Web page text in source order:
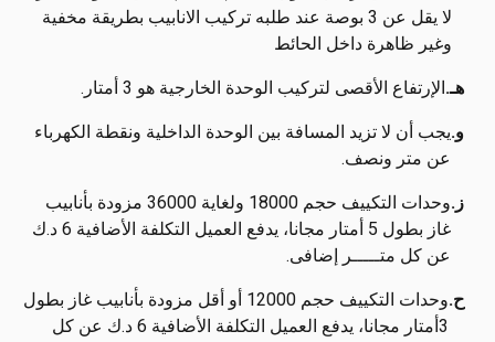
لا يقل عن 3 بوصة عند طلبه تركيب الانابيب بطريقة مخفية
وغير ظاهرة داخل الحائط
هـ. الإرتفاع الأقصى لتركيب الوحدة الخارجية هو 3 أمتار.
و.يجب أن لا تزيد المسافة بين الوحدة الداخلية ونقطة الكهرباء
عن متر ونصف.
ز.
وحدات التكييف حجم 18000 ولغاية 36000 مزودة بأنابيب
غاز بطول 5 أمتار مجانا، يدفع العميل التكلفة الأضافية 6 د.ك
عن كل متـــــر إضافى.
ح.
وحدات التكييف حجم 12000 أو أقل مزودة بأنابيب غاز بطول
3أمتار مجانا، يدفع العميل التكلفة الأضافية 6 د.ك عن كل